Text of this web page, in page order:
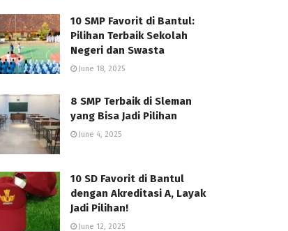
10 SMP Favorit di Bantul:
Pilihan Terbaik Sekolah
Negeri dan Swasta
June 18, 2025
8 SMP Terbaik di Sleman
yang Bisa Jadi Pilihan
June 4, 2025
10 SD Favorit di Bantul
dengan Akreditasi A, Layak
Jadi Pilihan!
June 12, 2025